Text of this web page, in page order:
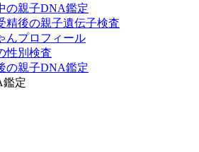
の親子DNA鑑定
精後の親子遺伝子検査
んプロフィール
性別検査
の親子DNA鑑定
鑑定